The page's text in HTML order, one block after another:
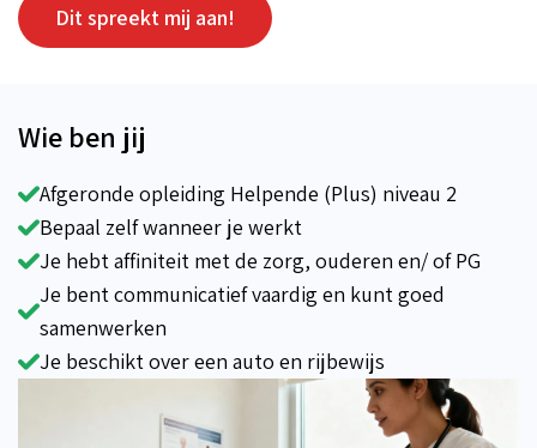
Dit spreekt mij aan!
Wie ben jij
Afgeronde opleiding Helpende (Plus) niveau 2
Bepaal zelf wanneer je werkt
Je hebt affiniteit met de zorg, ouderen en/ of PG
Je bent communicatief vaardig en kunt goed
samenwerken
Je beschikt over een auto en rijbewijs